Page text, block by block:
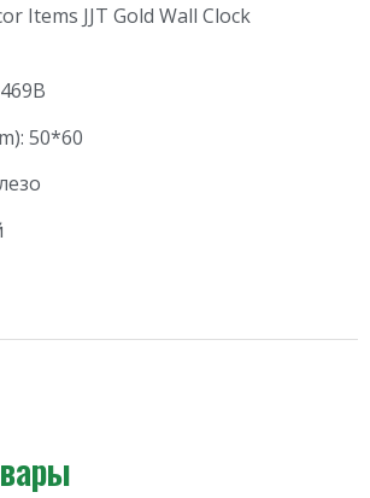
Items JJT Gold Wall Clock
50*60